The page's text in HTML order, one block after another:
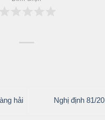
hải Nghị định 81/